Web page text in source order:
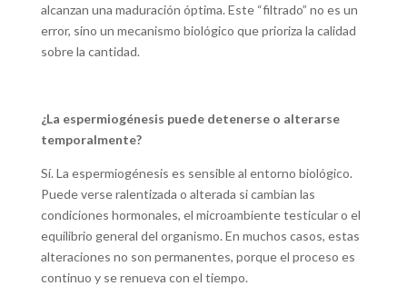
alcanzan una maduración óptima. Este “filtrado” no es un
error, sino un mecanismo biológico que prioriza la calidad
sobre la cantidad.
¿La espermiogénesis puede detenerse o alterarse
temporalmente?
Sí. La espermiogénesis es sensible al entorno biológico.
Puede verse ralentizada o alterada si cambian las
condiciones hormonales, el microambiente testicular o el
equilibrio general del organismo. En muchos casos, estas
alteraciones no son permanentes, porque el proceso es
continuo y se renueva con el tiempo.